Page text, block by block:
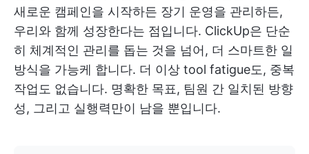
새로운 캠페인을 시작하든 장기 운영을 관리하든,
우리와 함께 성장한다는 점입니다. ClickUp은 단순
히 체계적인 관리를 돕는 것을 넘어, 더 스마트한 일
방식을 가능케 합니다. 더 이상 tool fatigue도, 중복
작업도 없습니다. 명확한 목표, 팀원 간 일치된 방향
성, 그리고 실행력만이 남을 뿐입니다.